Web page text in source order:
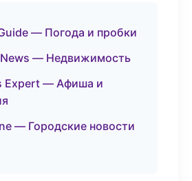
— Погода и пробки
— Недвижимость
Expert — Афиша и
— Городские новости